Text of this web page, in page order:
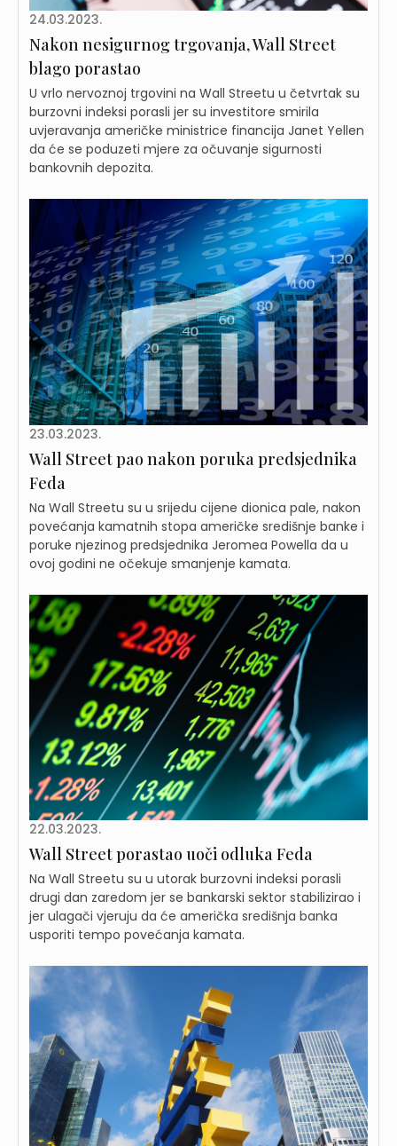
24.03.2023.
Nakon nesigurnog trgovanja, Wall Street
blago porastao
U vrlo nervoznoj trgovini na Wall Streetu u četvrtak su
burzovni indeksi porasli jer su investitore smirila
uvjeravanja američke ministrice financija Janet Yellen
da će se poduzeti mjere za očuvanje sigurnosti
bankovnih depozita.
23.03.2023.
Wall Street pao nakon poruka predsjednika
Feda
Na Wall Streetu su u srijedu cijene dionica pale, nakon
povećanja kamatnih stopa američke središnje banke i
poruke njezinog predsjednika Jeromea Powella da u
ovoj godini ne očekuje smanjenje kamata.
22.03.2023.
Wall Street porastao uoči odluka Feda
Na Wall Streetu su u utorak burzovni indeksi porasli
drugi dan zaredom jer se bankarski sektor stabilizirao i
jer ulagači vjeruju da će američka središnja banka
usporiti tempo povećanja kamata.